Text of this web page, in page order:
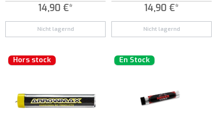
14,90 €*
Nicht lagernd
14,90 €*
Nicht lagernd
Hors stock En Stock